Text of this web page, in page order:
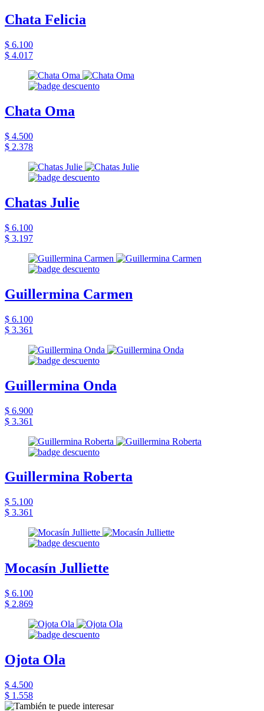
Chata Felicia
$ 6.100
$ 4.017
Chata Oma
$ 4.500
$ 2.378
Chatas Julie
$ 6.100
$ 3.197
Guillermina Carmen
$ 6.100
$ 3.361
Guillermina Onda
$ 6.900
$ 3.361
Guillermina Roberta
$ 5.100
$ 3.361
Mocasín Julliette
$ 6.100
$ 2.869
Ojota Ola
$ 4.500
$ 1.558